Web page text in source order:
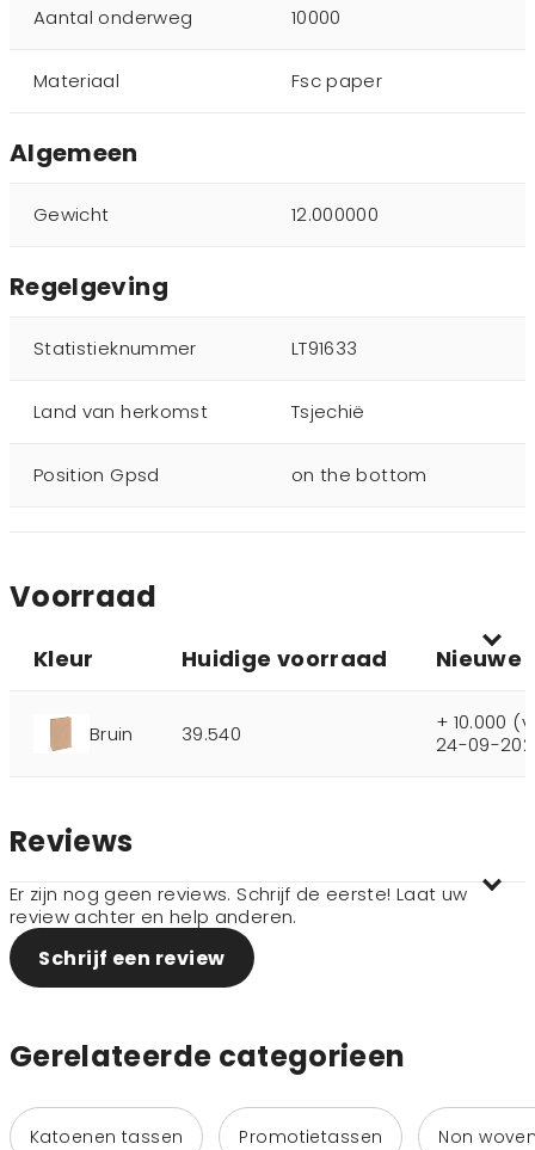
Aantal onderweg 10000
Materiaal Fsc paper
Algemeen
Gewicht 12.000000
Regelgeving
Statistieknummer LT91633
Land van herkomst Tsjechië
Position Gpsd on the bottom
Voorraad
Kleur Huidige voorraad Nieuwe
Bruin 39.540
+ 10.000
24-09-
Reviews
Er zijn nog geen reviews. Schrijf de eerste! Laat uw
review achter en help anderen.
Schrijf een review
Gerelateerde categorieen
Katoenen tassen Promotietassen Non